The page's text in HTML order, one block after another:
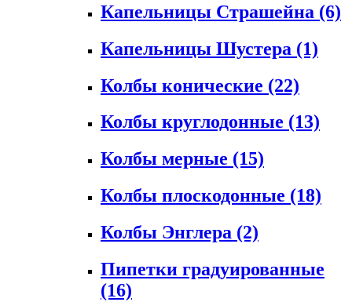
Капельницы Страшейна (6)
Капельницы Шустера (1)
Колбы конические (22)
Колбы круглодонные (13)
Колбы мерные (15)
Колбы плоскодонные (18)
Колбы Энглера (2)
Пипетки градуированные
(16)